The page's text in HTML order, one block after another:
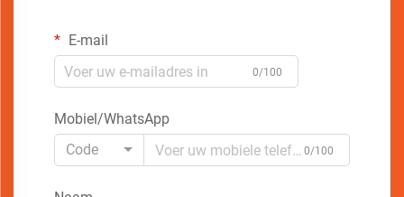
E-mail
0/100
Mobiel/WhatsApp
Code
0/100